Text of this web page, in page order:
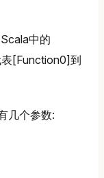
中的
[Function0]到
几个参数: